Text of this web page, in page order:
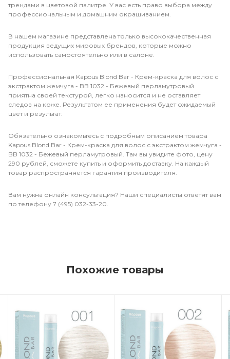
трендами в цветовой палитре. У вас есть право выбора между
профессиональным и домашним окрашиванием.
В нашем магазине представлена только высококачественная
продукция ведущих мировых брендов, которые можно
использовать самостоятельно или в салоне.
Профессиональная Kapous Blond Bar - Крем-краска для волос с
экстрактом жемчуга - BB 1032 - Бежевый перламутровый
приятна своей текстурой, легко наносится и не оставляет
следов на коже. Результатом ее применения будет ожидаемый
цвет и результат.
Обязательно ознакомьтесь с подробным описанием товара
Kapous Blond Bar - Крем-краска для волос с экстрактом жемчуга -
BB 1032 - Бежевый перламутровый. Там вы увидите фото, цену
290 рублей, сможете купить и оформить доставку. На каждый
товар распространяется гарантия производителя.
Вам нужна онлайн консультация? Наши специалисты ответят вам
по телефону 7 (495) 032-33-20.
Похожие товары